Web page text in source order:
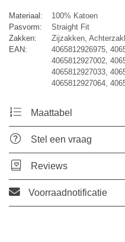
Materiaal:
100% Katoen
Pasvorm:
Straight Fit
Zakken:
Zijzakken,
EAN:
4065812926975,
4065812927002,
4065812927033,
4065812927064,
Maattabel
Stel een vraag
Reviews
Voorraadnotificatie